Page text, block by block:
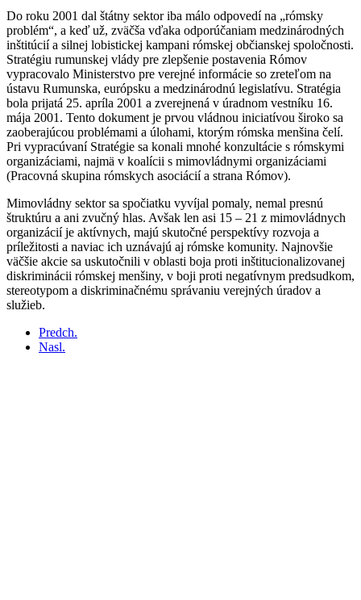
Do roku 2001 dal štátny sektor iba málo odpovedí na „rómsky
problém“, a keď už, zväčša vďaka odporúčaniam medzinárodných
inštitúcií a silnej lobistickej kampani rómskej občianskej spoločnosti.
Stratégiu rumunskej vlády pre zlepšenie postavenia Rómov
vypracovalo Ministerstvo pre verejné informácie so zreteľom na
ústavu Rumunska, európsku a medzinárodnú legislatívu. Stratégia
bola prijatá 25. apríla 2001 a zverejnená v úradnom vestníku 16.
mája 2001. Tento dokument je prvou vládnou iniciatívou široko sa
zaoberajúcou problémami a úlohami, ktorým rómska menšina čelí.
Pri vypracúvaní Stratégie sa konali mnohé konzultácie s rómskymi
organizáciami, najmä v koalícii s mimovládnymi organizáciami
(Pracovná skupina rómskych asociácií a strana Rómov).
Mimovládny sektor sa spočiatku vyvíjal pomaly, nemal presnú
štruktúru a ani zvučný hlas. Avšak len asi 15 – 21 z mimovládnych
organizácií je aktívnych, majú skutočné perspektívy rozvoja a
príležitosti a naviac ich uznávajú aj rómske komunity. Najnovšie
väčšie akcie sa uskutočnili v oblasti boja proti inštitucionalizovanej
diskriminácii rómskej menšiny, v boji proti negatívnym predsudkom,
stereotypom a diskriminačnému správaniu verejných úradov a
služieb.
Predch.
Nasl.